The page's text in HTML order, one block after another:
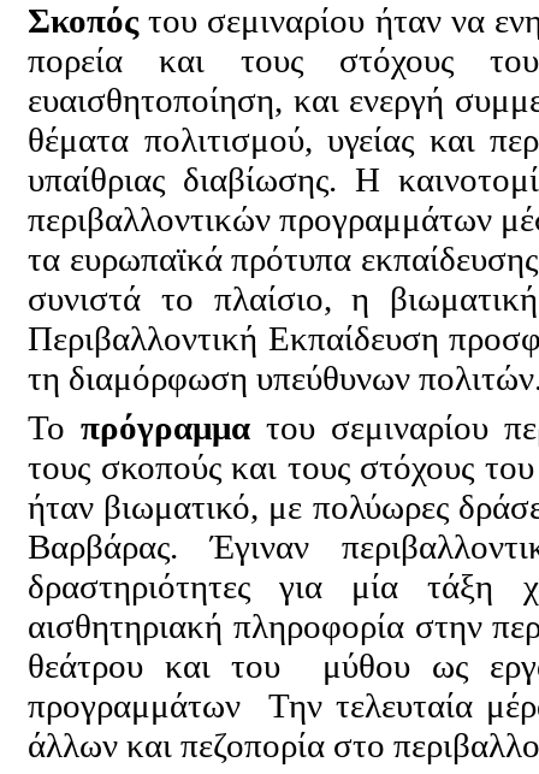
Σκοπόςτου σεμιναρίου ήταν να
πορεία και τους στόχους
ευαισθητοποίηση, και ενεργή
θέματα πολιτισμού, υγείας και
υπαίθριας διαβίωσης. Η
περιβαλλοντικών προγραμμάτων
τα ευρωπαϊκά πρότυπα
συνιστά το πλαίσιο, η
Περιβαλλοντική Εκπαίδευση
τη διαμόρφωση υπεύθυνων
Το πρόγραμμα του σεμιναρίου
τους σκοπούς και τους στόχους
ήταν βιωματικό, με πολύωρες
Βαρβάρας. Έγιναν
δραστηριότητες για μία τάξη
αισθητηριακή πληροφορία στην
θεάτρου και του μύθου ως
προγραμμάτων Την τελευταία
άλλων και πεζοπορία στο